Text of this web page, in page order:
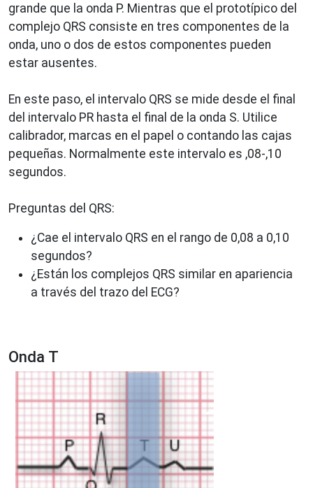
grande que la onda P. Mientras que el prototípico del
complejo QRS consiste en tres componentes de la
onda, uno o dos de estos componentes pueden
estar ausentes.
En este paso, el intervalo QRS se mide desde el final
del intervalo PR hasta el final de la onda S. Utilice
calibrador, marcas en el papel o contando las cajas
pequeñas. Normalmente este intervalo es ,08-,10
segundos.
Preguntas del QRS:
¿Cae el intervalo QRS en el rango de 0,08 a 0,10
segundos?
¿Están los complejos QRS similar en apariencia
a través del trazo del ECG?
Onda T